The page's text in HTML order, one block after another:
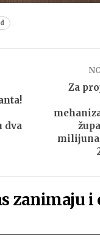
dva
Za
milijuna
zanimaju i